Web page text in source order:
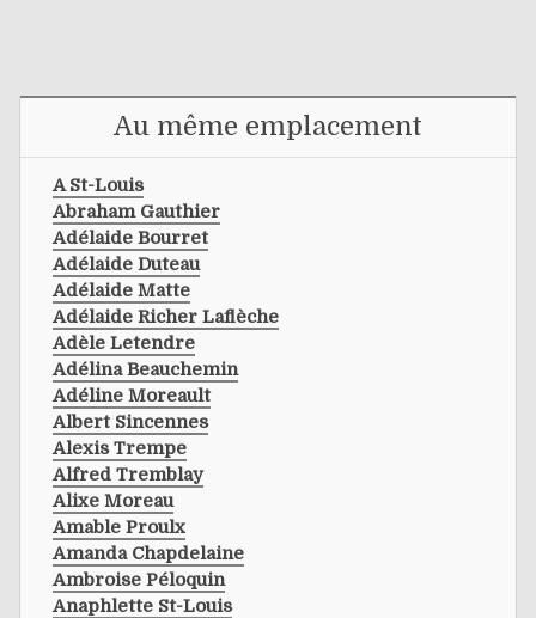
Au même emplacement
A St-Louis
Abraham Gauthier
Adélaide Bourret
Adélaide Duteau
Adélaide Matte
Adélaide Richer Laflèche
Adèle Letendre
Adélina Beauchemin
Adéline Moreault
Albert Sincennes
Alexis Trempe
Alfred Tremblay
Alixe Moreau
Amable Proulx
Amanda Chapdelaine
Ambroise Péloquin
Anaphlette St-Louis